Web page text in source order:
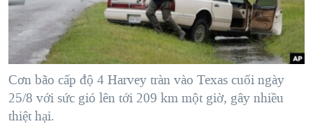
"Tìm" NGƯỜI VIỆT HẢI NGOẠI
ĐỜI SỐNG
KINH TẾ
KHOA HỌC
SỨC KHOẺ
TẠI
HÀNH TRÌNH BẦU CỬ 2024
MỘT NĂM CHIẾN TRANH TẠI DẢI GAZA
GIẢI MÃ VÀNH ĐAI & CON ĐƯỜNG
NGÀY TỊ NẠN THẾ GIỚI
VIDEO
NGHE
MẠNG XÃ HỘI
Cơn bão cấp độ 4 Harvey tràn vào Texas cuối ngày
25/8 với sức gió lên tới 209 km một giờ, gây nhiều
thiệt hại.